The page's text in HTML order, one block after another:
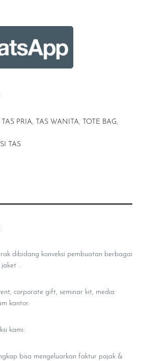
TAS PRIA, TAS WANITA, TOTE BAG,
TAS
dibidang konveksi pembuatan berbagai
.
corporate gift, seminar kit, media
kantor.
kami:
bisa mengeluarkan faktur pajak &